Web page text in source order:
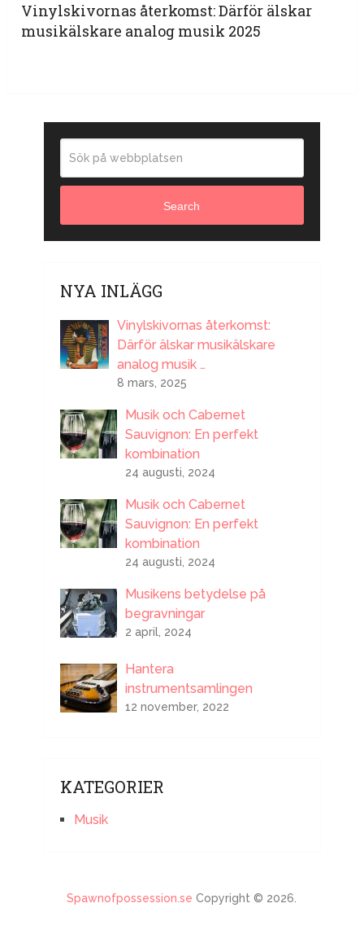
Vinylskivornas återkomst: Därför älskar
musikälskare analog musik 2025
Search
NYA INLÄGG
Vinylskivornas återkomst:
Därför älskar musikälskare
analog musik …
8 mars, 2025
Musik och Cabernet
Sauvignon: En perfekt
kombination
24 augusti, 2024
Musik och Cabernet
Sauvignon: En perfekt
kombination
24 augusti, 2024
Musikens betydelse på
begravningar
2 april, 2024
Hantera
instrumentsamlingen
12 november, 2022
KATEGORIER
Musik
Spawnofpossession.se Copyright © 2026.